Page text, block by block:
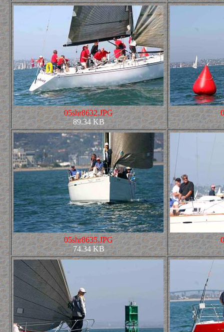
05shr8632.JPG
89.34 KB
05shr8635.JPG
74.34 KB